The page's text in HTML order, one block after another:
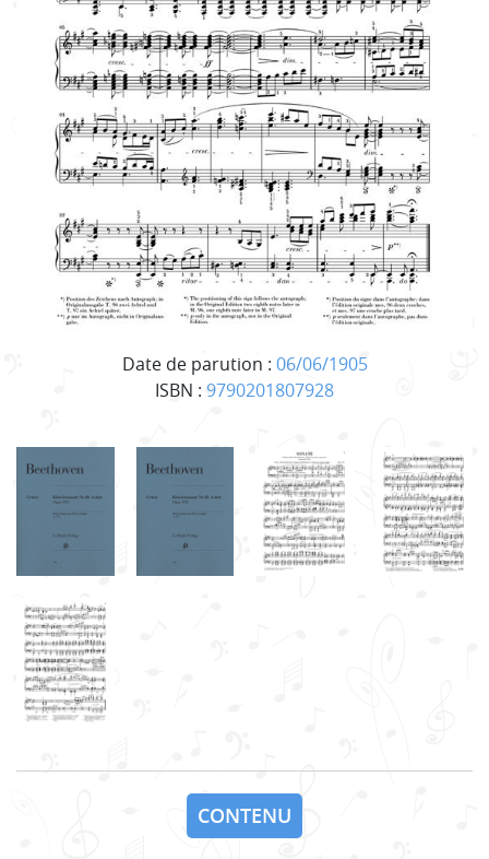
Date de parution : 06/06/1905
ISBN : 9790201807928
CONTENU